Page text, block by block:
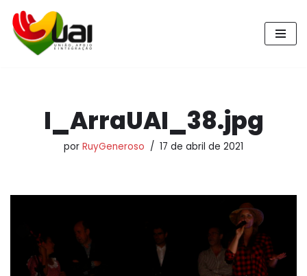
Pular
para
I_ArraUAI_38.jpg
por RuyGeneroso 17 de abril de 2021